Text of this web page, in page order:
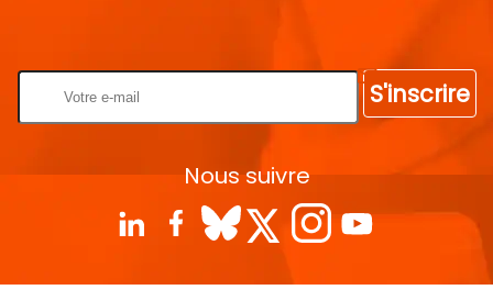
S'inscrire
Nous suivre